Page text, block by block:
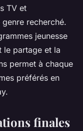
TV et
genre recherché.
jeunesse
le partage et la
permet à chaque
préférés en
finales